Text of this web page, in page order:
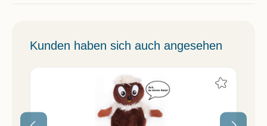
Kunden haben sich auch angesehen